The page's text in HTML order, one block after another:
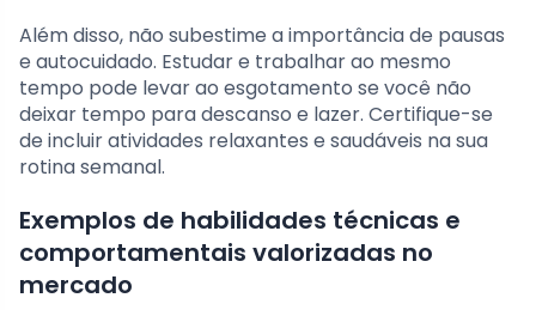
Além disso, não subestime a importância de pausas
e autocuidado. Estudar e trabalhar ao mesmo
tempo pode levar ao esgotamento se você não
deixar tempo para descanso e lazer. Certifique-se
de incluir atividades relaxantes e saudáveis na sua
rotina semanal.
Exemplos de habilidades técnicas e
comportamentais valorizadas no
mercado